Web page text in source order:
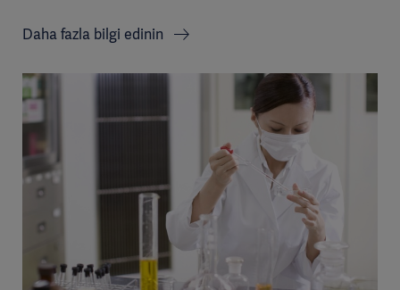
Daha fazla bilgi edinin